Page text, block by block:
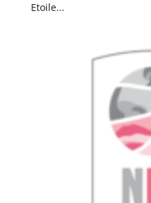
Etoile...